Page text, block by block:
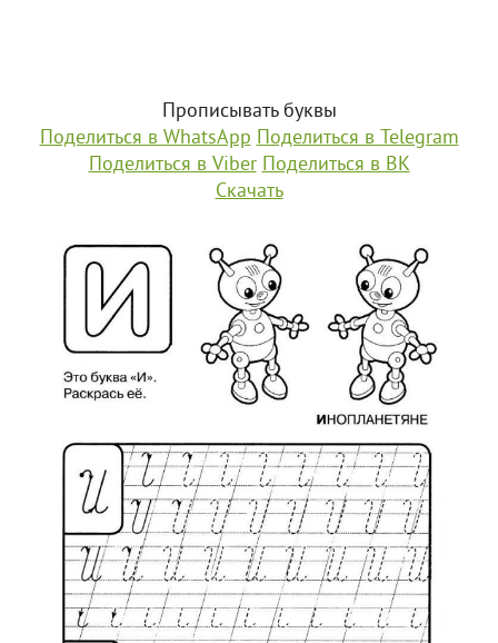
Прописывать буквы
Поделиться в WhatsApp Поделиться в Telegram
Поделиться в Viber Поделиться в ВК
Скачать